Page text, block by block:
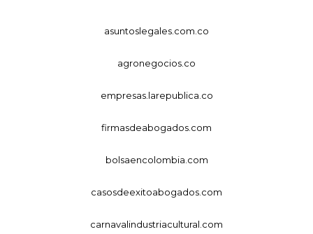
asuntoslegales.com.co
agronegocios.co
empresas.larepublica.co
firmasdeabogados.com
bolsaencolombia.com
casosdeexitoabogados.com
carnavalindustriacultural.com